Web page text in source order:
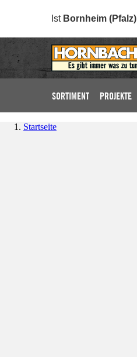
Ist Bornheim (Pfalz)
SORTIMENT PROJEKTE
Startseite